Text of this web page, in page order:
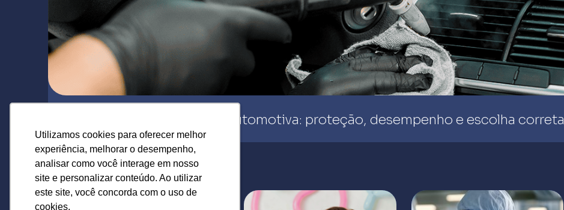
Utilizamos cookies para oferecer melhor
experiência, melhorar o desempenho,
analisar como você interage em nosso
site e personalizar conteúdo. Ao utilizar
este site, você concorda com o uso de
cookies.
Utilizamos cookies para oferecer melhor
experiência, melhorar o desempenho,
analisar como você interage em nosso
site e personalizar conteúdo. Ao utilizar
este site, você concorda com o uso de
cookies.
Uso de luvas na estética automotiva: proteção, desempenho e escolha correta